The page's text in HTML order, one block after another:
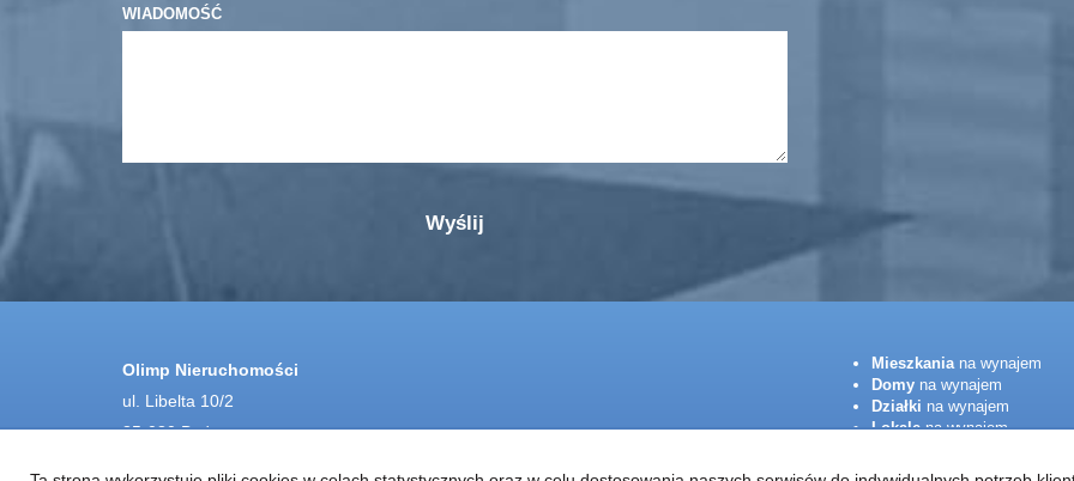
WIADOMOŚĆ
Olimp Nieruchomości
ul. Libelta 10/2
85-080 Bydgoszcz
Mieszkaniana wynajem
Domy na wynajem
Działki na wynajem
Lokalena wynajem
Obiekty
na wynajem